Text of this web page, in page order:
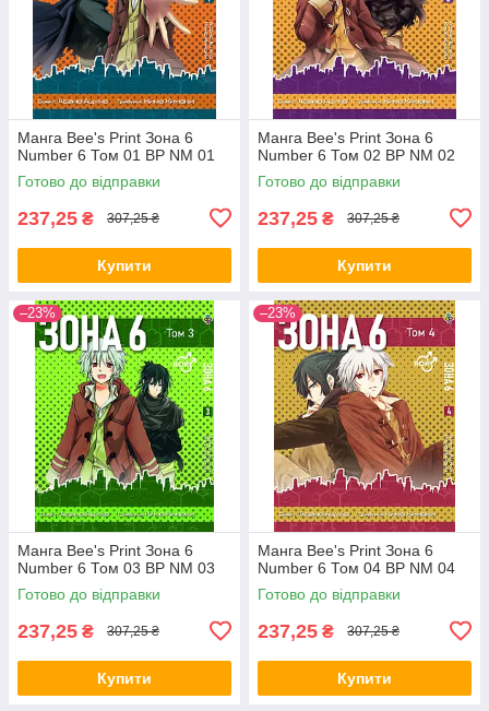
Манга Bee's Print Зона 6
Number 6 Том 01 ВР NM 01
Готово до відправки
237,25 ₴ 307,25 ₴
Купити
Манга Bee's Print Зона 6
Number 6 Том 02 ВР NM 02
Готово до відправки
237,25 ₴ 307,25 ₴
Купити
–23%
Манга Bee's Print Зона 6
Number 6 Том 03 ВР NM 03
Готово до відправки
237,25 ₴ 307,25 ₴
Купити
–23%
Манга Bee's Print Зона 6
Number 6 Том 04 ВР NM 04
Готово до відправки
237,25 ₴ 307,25 ₴
Купити